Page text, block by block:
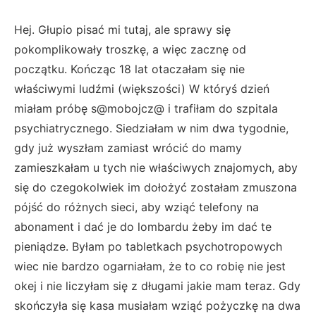
Hej. Głupio pisać mi tutaj, ale sprawy się
pokomplikowały troszkę, a więc zacznę od
początku. Kończąc 18 lat otaczałam się nie
właściwymi ludźmi (większości) W któryś dzień
miałam próbę s@mobojcz@ i trafiłam do szpitala
psychiatrycznego. Siedziałam w nim dwa tygodnie,
gdy już wyszłam zamiast wrócić do mamy
zamieszkałam u tych nie właściwych znajomych, aby
się do czegokolwiek im dołożyć zostałam zmuszona
pójść do różnych sieci, aby wziąć telefony na
abonament i dać je do lombardu żeby im dać te
pieniądze. Byłam po tabletkach psychotropowych
wiec nie bardzo ogarniałam, że to co robię nie jest
okej i nie liczyłam się z długami jakie mam teraz. Gdy
skończyła się kasa musiałam wziąć pożyczkę na dwa